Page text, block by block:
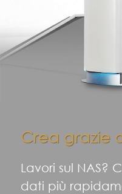
Crea grazie
Lavori sul NAS?
dati più